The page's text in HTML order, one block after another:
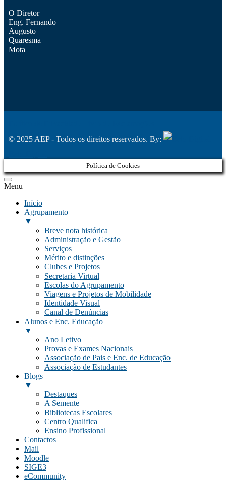
O Diretor
Eng. Fernando
Augusto
Quaresma
Mota
© 2025 AEP - Todos os direitos reservados. By:
Política de Cookies
Menu
Início
Agrupamento
▼
Breve nota histórica
Administração e Gestão
Serviços
Mérito e distinções
Clubes e Projetos
Secretaria Virtual
Escolas do Agrupamento
Viagens e Projetos de Mobilidade
Identidade Visual
Canal de Denúncias
Alunos e Enc. Educação
▼
Ano Letivo
Provas e Exames Nacionais
Associação de Pais e Enc. de Educação
Associação de Estudantes
Blogs
▼
Destaques
A Semente
Bibliotecas Escolares
Centro Qualifica
Ensino Profissional
Contactos
Mail
Moodle
SIGE3
eCommunity